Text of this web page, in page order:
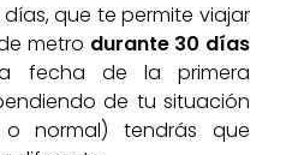
que te permite viajar
metro durante 30 días
fecha de la primera
de tu situación
o normal) tendrás que